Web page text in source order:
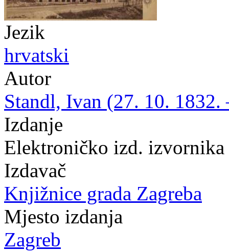
Jezik
hrvatski
Autor
Standl, Ivan (27. 10. 1832.
Izdanje
Elektroničko izd.
Izdavač
Knjižnice grada Zagreba
Mjesto izdanja
Zagreb